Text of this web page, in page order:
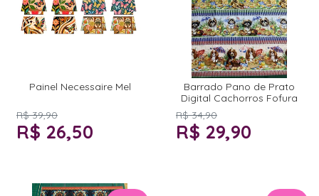
Painel Necessaire Mel
R$ 39,90
R$ 26,50
Barrado Pano de Prato
Digital Cachorros Fofura
R$ 34,90
R$ 29,90